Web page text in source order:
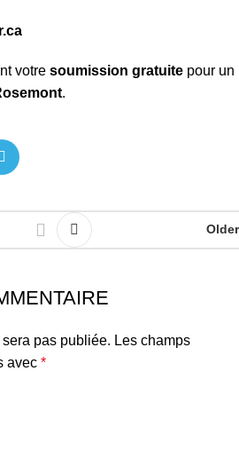
votre soumission gratuite pour un
.
Older
pas publiée. Les champs
avec *